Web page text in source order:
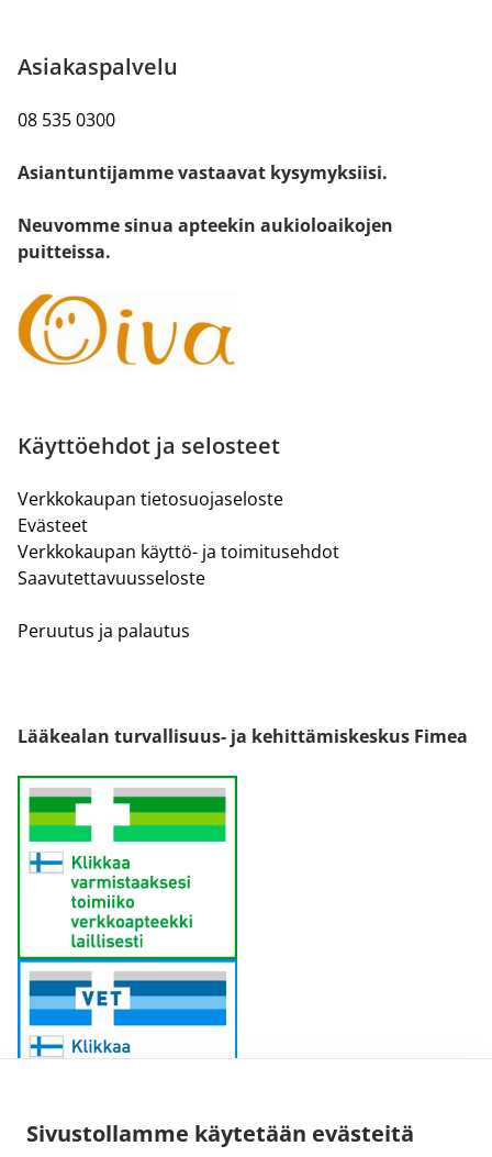
Sivustollamme käytetään evästeitä
Asiakaspalvelu
08 535 0300
Asiantuntijamme vastaavat kysymyksiisi.
Neuvomme sinua apteekin aukioloaikojen
puitteissa.
Käyttöehdot ja selosteet
Verkkokaupan tietosuojaseloste
Evästeet
Verkkokaupan käyttö- ja toimitusehdot
Saavutettavuusseloste
Peruutus ja palautus
Lääkealan turvallisuus- ja kehittämiskeskus Fimea